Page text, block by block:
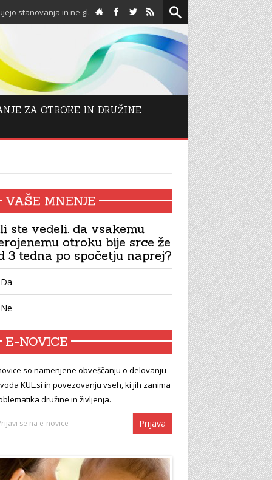
in ne glasujejo proti njim! Spodbuda za
ZA OTROKE IN DRUŽINE
VAŠE MNENJE
ste vedeli, da vsakemu
otroku bije srce že
3 tedna po spočetju naprej?
E-NOVICE
so namenjene obveščanju o delovanju
KUL.si in povezovanju vseh, ki jih zanima
družine in življenja.